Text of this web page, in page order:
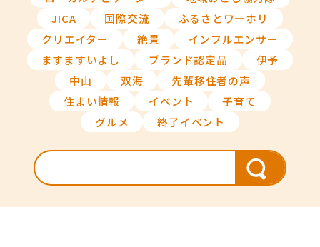
JICA
国際交流
ふるさとワーホリ
クリエイター
絶景
インフルエンサー
ますますいよし
ブランド認定品
伊予
中山
双海
先輩移住者の声
住まい情報
イベント
子育て
グルメ
終了イベント